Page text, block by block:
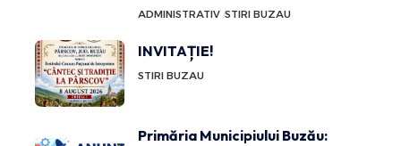
ADMINISTRATIV STIRI BUZAU
INVITAȚIE!
STIRI BUZAU
Primăria Municipiului Buzău: